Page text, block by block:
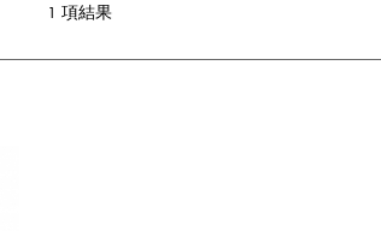
1 項結果